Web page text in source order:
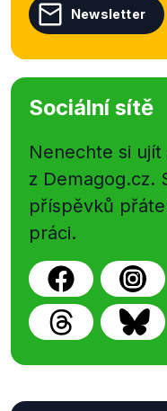
Newsletter
Sociální sítě
Nenechte si
z Demagog.cz.
příspěvků
práci.